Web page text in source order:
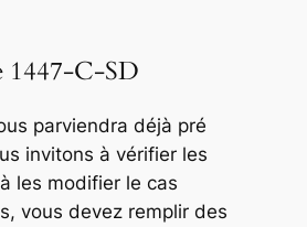
1447-C-SD
parviendra déjà pré
invitons à vérifier les
les modifier le cas
vous devez remplir des